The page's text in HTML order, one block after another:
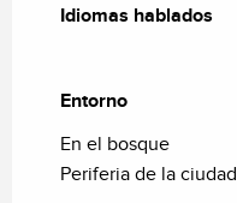
Idiomas hablados
Idiomas hablados
Entorno
Entorno
En el bosque
Periferia de la ciudad